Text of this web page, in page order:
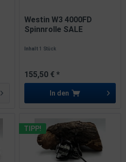
Westin W3 4000FD
Spinnrolle SALE
Inhalt1 Stück
155,50 € *
In den
TIPP!